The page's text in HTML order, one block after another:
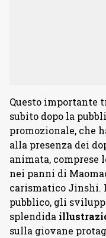
Questo importante
subito dopo la
promozionale, che
alla presenza dei
animata,
nei panni di
carismatico Jinshi.
pubblico, gli
splendida
sulla giovane